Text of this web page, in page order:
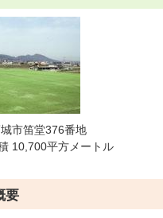
市笛堂376番地
10,700平方メートル
要